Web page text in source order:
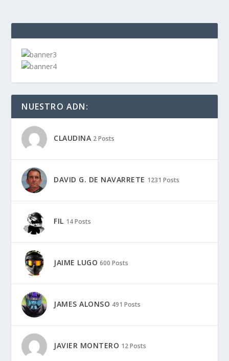
NUESTRO ADN:
CLAUDINA 2 Posts
DAVID G. DE NAVARRETE 1231 Posts
FIL 14 Posts
JAIME LUGO 600 Posts
JAMES ALONSO 491 Posts
JAVIER MONTERO 12 Posts